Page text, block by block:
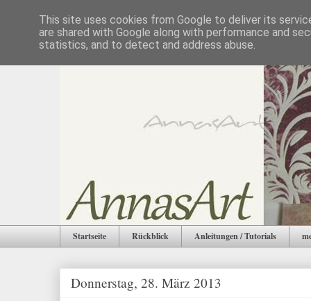
Startseite Rückblick Anleitungen / Tutorials
Donnerstag, 28. März 2013
This site uses cookies from Google to deliver its
are shared with Google along with performance and
statistics, and to detect and address abuse.